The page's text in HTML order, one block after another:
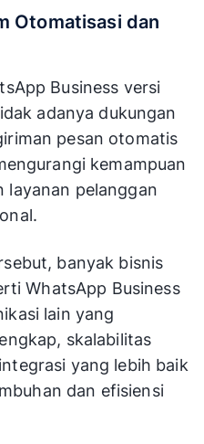
Otomatisasi dan
Business versi
adanya dukungan
pesan otomatis
kemampuan
layanan pelanggan
banyak bisnis
WhatsApp Business
lain yang
skalabilitas
yang lebih baik
dan efisiensi